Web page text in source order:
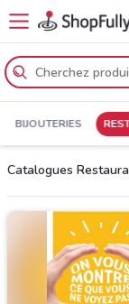
BIJOUTERIES
Catalogues